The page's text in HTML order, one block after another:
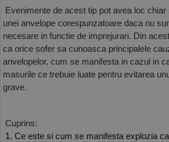
Evenimente de acest tip pot avea loc chiar
unei anvelope corespunzatoare daca nu
necesare in functie de imprejurari. Din
ca orice sofer sa cunoasca principalele
anvelopelor, cum se manifesta in cazul in
masurile ce trebuie luate pentru evitarea
grave.
Cuprins:
1. Ce este si cum se manifesta explozia